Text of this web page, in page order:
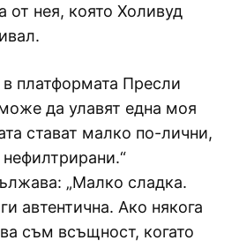
от нея, която Холивуд
платформата Пресли
да улавят една моя
стават малко по-лични,
„Малко сладка.
автентична. Ако някога
съм всъщност, когато